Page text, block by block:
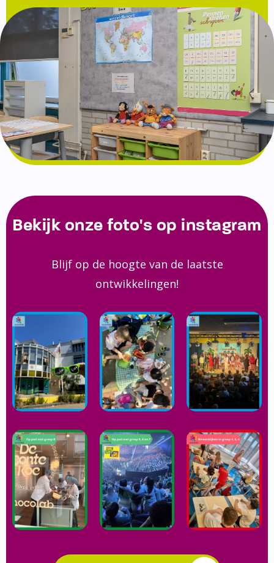
Bekijk onze foto's op instagram
Blijf op de hoogte van de laatste
ontwikkelingen!